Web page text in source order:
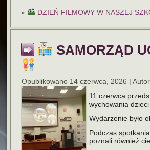
« DZIEŃ FILMOWY W NASZEJ
SAMORZĄD
Opublikowano 14 czerwca, 2026 |
11 czerwca
wychowania
Wydarzenie było
Podczas
poznali również